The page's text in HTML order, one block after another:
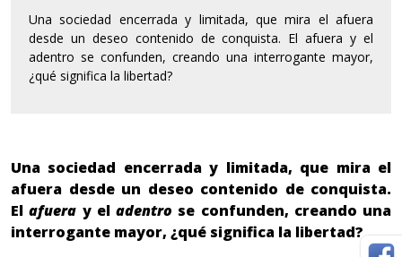
Una sociedad encerrada y limitada, que mira el afuera
desde un deseo contenido de conquista. El afuera y el
adentro se confunden, creando una interrogante mayor,
¿qué significa la libertad?
Una sociedad encerrada y limitada, que mira el
afuera desde un deseo contenido de conquista.
Elafuera y el adentro se confunden, creando una
interrogante mayor, ¿qué significa la libertad?